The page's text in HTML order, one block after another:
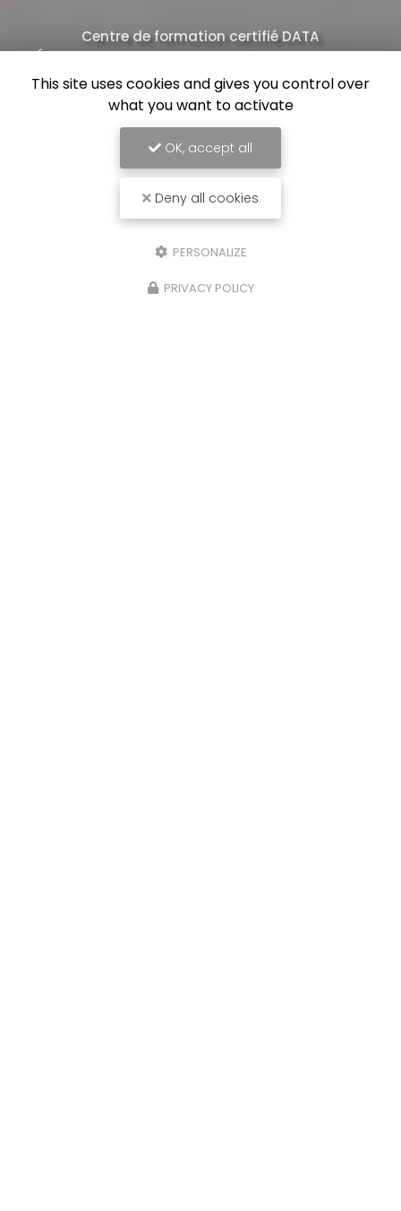
Centre de formation certifié DATA
Équipe de professionnels formés au nettoyage
This site uses cookies and gives you control over
what you want to activate
OK, accept all
Deny all cookies
PERSONALIZE
PRIVACY POLICY